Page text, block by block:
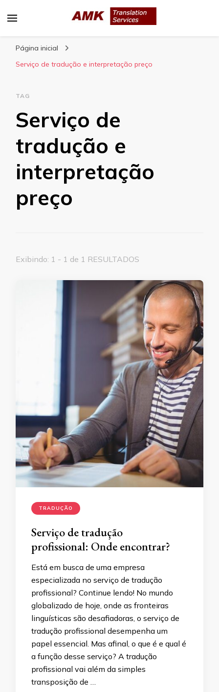
livre, tradução técnica, interpretação
consecutiva, interpretação simultânea, etc.
Página inicial
Serviço de tradução e interpretação preço
TAG
Serviço de
tradução e
interpretação
preço
Exibindo: 1 - 1 de 1 RESULTADOS
TRADUÇÃO
Serviço de tradução
profissional: Onde encontrar?
Está em busca de uma empresa
especializada no serviço de tradução
profissional? Continue lendo! No mundo
globalizado de hoje, onde as fronteiras
linguísticas são desafiadoras, o serviço de
tradução profissional desempenha um
papel essencial. Mas afinal, o que é e qual é
a função desse serviço? A tradução
profissional vai além da simples
transposição de …